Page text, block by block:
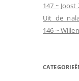
147 ~
Uit de
146 ~